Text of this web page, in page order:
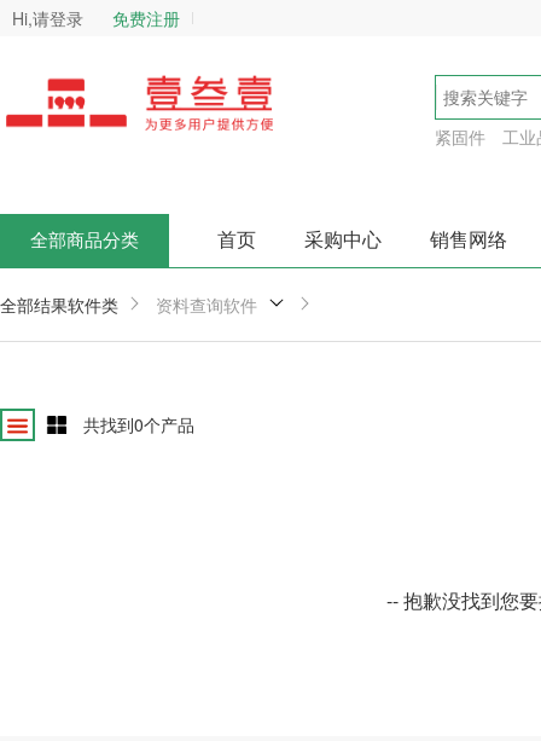
Hi,请登录 免费注册
紧固件 工业
全部商品分类 首页 采购中心 销售网络
全部结果软件类 资料查询软件
共找到0个产品
-- 抱歉没找到您